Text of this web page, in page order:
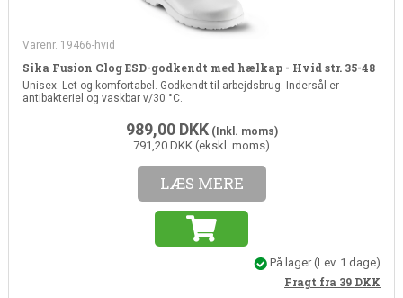
Varenr. 19466-hvid
Sika Fusion Clog ESD-godkendt med hælkap - Hvid str. 35-48
Unisex. Let og komfortabel. Godkendt til arbejdsbrug. Indersål er
antibakteriel og vaskbar v/30 °C.
989,00 DKK(Inkl. moms)
791,20 DKK (ekskl. moms)
LÆS MERE
På lager(Lev. 1 dage)
Fragt fra 39 DKK